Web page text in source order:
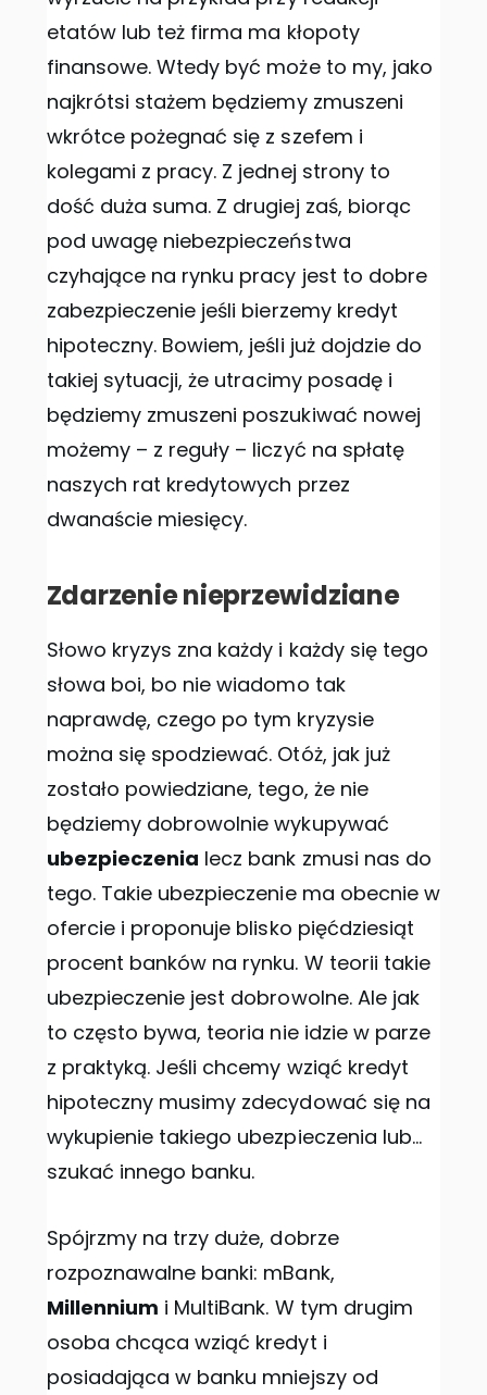
etatów lub też firma ma kłopoty
finansowe. Wtedy być może to my, jako
najkrótsi stażem będziemy zmuszeni
wkrótce pożegnać się z szefem i
kolegami z pracy. Z jednej strony to
dość duża suma. Z drugiej zaś, biorąc
pod uwagę niebezpieczeństwa
czyhające na rynku pracy jest to dobre
zabezpieczenie jeśli bierzemy kredyt
hipoteczny. Bowiem, jeśli już dojdzie do
takiej sytuacji, że utracimy posadę i
będziemy zmuszeni poszukiwać nowej
możemy – z reguły – liczyć na spłatę
naszych rat kredytowych przez
dwanaście miesięcy.
Zdarzenie nieprzewidziane
Słowo kryzys zna każdy i każdy się tego
słowa boi, bo nie wiadomo tak
naprawdę, czego po tym kryzysie
można się spodziewać. Otóż, jak już
zostało powiedziane, tego, że nie
będziemy dobrowolnie wykupywać
ubezpieczenia lecz bank zmusi nas do
tego. Takie ubezpieczenie ma obecnie w
ofercie i proponuje blisko pięćdziesiąt
procent banków na rynku. W teorii takie
ubezpieczenie jest dobrowolne. Ale jak
to często bywa, teoria nie idzie w parze
z praktyką. Jeśli chcemy wziąć kredyt
hipoteczny musimy zdecydować się na
wykupienie takiego ubezpieczenia lub…
szukać innego banku.
Spójrzmy na trzy duże, dobrze
rozpoznawalne banki: mBank,
Millennium i MultiBank. W tym drugim
osoba chcąca wziąć kredyt i
posiadająca w banku mniejszy od